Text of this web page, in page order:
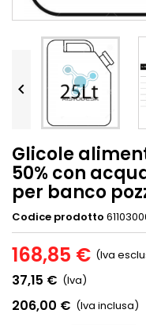

Glicole
50% con
per banco
Codice prodotto
168,85 € (Iva
37,15 € (Iva)
206,00 € (Iva inclusa)